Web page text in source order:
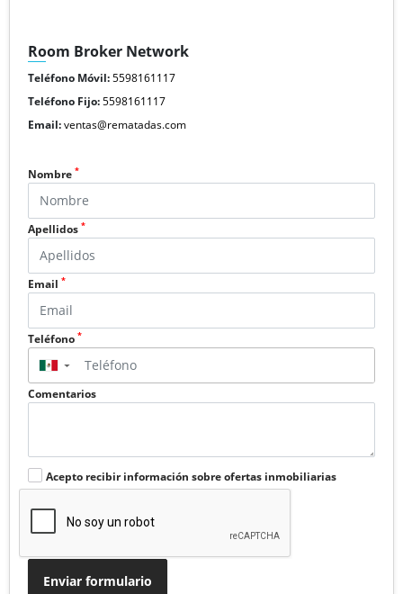
Room Broker Network
Teléfono Móvil:5598161117
Teléfono Fijo:5598161117
Email:ventas@rematadas.com
Nombre *
Apellidos *
Email *
Teléfono *
▼
Comentarios
Acepto recibir información sobre ofertas inmobiliarias
Enviar formulario